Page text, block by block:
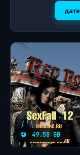
дате
49.58 GB